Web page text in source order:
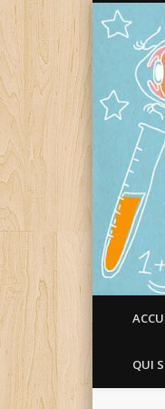
Faire
QUI